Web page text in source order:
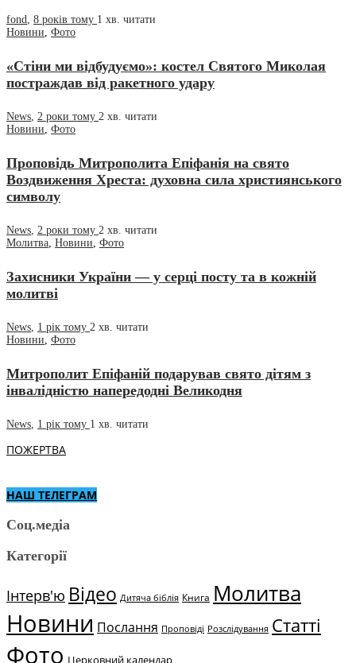
fond, 8 років тому 1 хв. читати
Новини, Фото
«Стіни ми відбудуємо»: костел Святого Миколая
постраждав від ракетного удару
News, 2 роки тому 2 хв. читати
Новини, Фото
Проповідь Митрополита Епіфанія на свято
Воздвиження Хреста: духовна сила християнського
символу
News 2 роки тому 2 хв. читати
Молитва Новини Фото
Захисники України — у серці посту та в кожній
молитві
News 1 рік тому 2 хв. читати
Новини Фото
Митрополит Епіфаній подарував свято дітям з
інвалідністю напередодні Великодня
News 1 рік тому 1 хв. читати
ПОЖЕРТВА
НАШ ТЕЛЕГРАМ
Соц.медіа
Категорії
Інтерв'ю Відео Дитяча біблія Книга Молитва
Новини Послання Проповіді Розслідування Статті
Фото Церковний календар